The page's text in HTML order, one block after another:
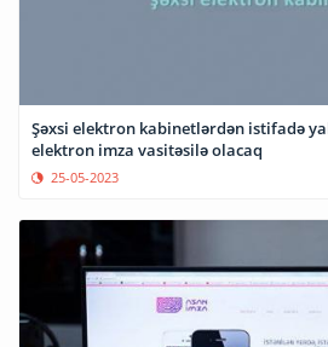
Şəxsi elektron kabinetlərdən istifadə
elektron imza vasitəsilə olacaq
25-05-2023